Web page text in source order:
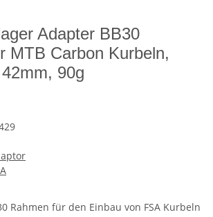
Adapter BB30
MTB Carbon Kurbeln,
90g
Rahmen für den Einbau von FSA Kurbeln